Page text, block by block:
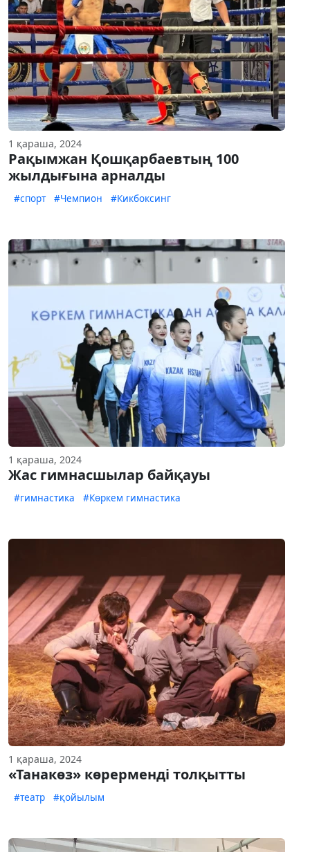
1 қараша, 2024
Рақымжан Қошқарбаевтың 100
жылдығына арналды
#спорт #Чемпион #Кикбоксинг
1 қараша, 2024
Жас гимнасшылар байқауы
#гимнастика #Көркем гимнастика
1 қараша, 2024
«Танакөз» көрерменді толқытты
#театр #қойылым